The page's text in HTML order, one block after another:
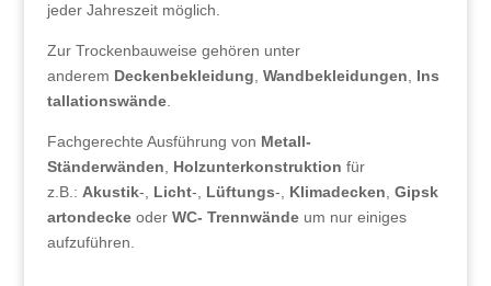
jeder Jahreszeit möglich.
Zur Trockenbauweise gehören unter
anderem Deckenbekleidung Wandbekleidungen
Ins
tallationswände.
Fachgerechte Ausführung von Metall-
Ständerwänden
Holzunterkonstruktion für
z.B.: Akustik-, Licht-, Lüftungs-, Klimadecken Gipsk
artondecke oder WC- Trennwände um nur einiges
aufzuführen.